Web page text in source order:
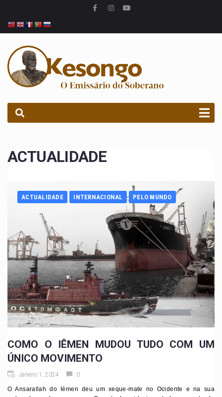
ACTUALIDADE
ACTUALIDADE INTERNACIONAL PELO MUNDO
COMO O IÊMEN MUDOU TUDO COM UM
ÚNICO MOVIMENTO
Janeiro 1, 2024 0
O Ansarallah do Iémen deu um xeque-mate no Ocidente e na sua
PROCURAR